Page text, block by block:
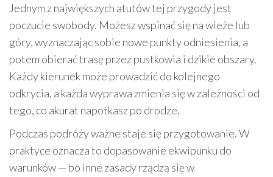
Jednym z największych atutów tej przygody jest
poczucie swobody. Możesz wspinać się na wieże lub
góry, wyznaczając sobie nowe punkty odniesienia, a
potem obierać trasę przez pustkowia i dzikie obszary.
Każdy kierunek może prowadzić do kolejnego
odkrycia, a każda wyprawa zmienia się w zależności od
tego, co akurat napotkasz po drodze.
Podczas podróży ważne staje się przygotowanie. W
praktyce oznacza to dopasowanie ekwipunku do
warunków — bo inne zasady rządzą się w